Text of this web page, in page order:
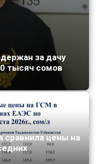
за дачу
тысяч сомов
сравнила цены на